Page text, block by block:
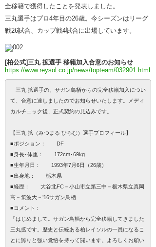
全移籍で獲得したことを発表しました。
三丸選手はプロ4年目の26歳。今シーズンはリーグ
戦26試合、カップ戦4試合に出場しています。
[柏公式]三丸 拡選手 移籍加入合意のお知らせ
https://www.reysol.co.jp/news/topteam/032901.html
三丸 拡選手の、サガン鳥栖からの完全移籍加入につい
て、合意に達しましたのでお知らせいたします。メディ
カルチェック後、正式契約の見込みです。
【三丸 拡（みつまる ひろむ）選手プロフィール】
■ポジション： DF
■身長･体重： 172cm･69kg
■生年月日： 1993年7月6日（26歳）
■出身地： 栃木県
■経歴： 大谷北FC－小山市立第三中－栃木県立真岡
高－筑波大－’16サガン鳥栖
■コメント：
「はじめまして。サガン鳥栖から完全移籍してきました
三丸拡です。歴史と伝統ある柏レイソルの一員になるこ
とに誇りと強い覚悟を持って闘います。よろしくお願い